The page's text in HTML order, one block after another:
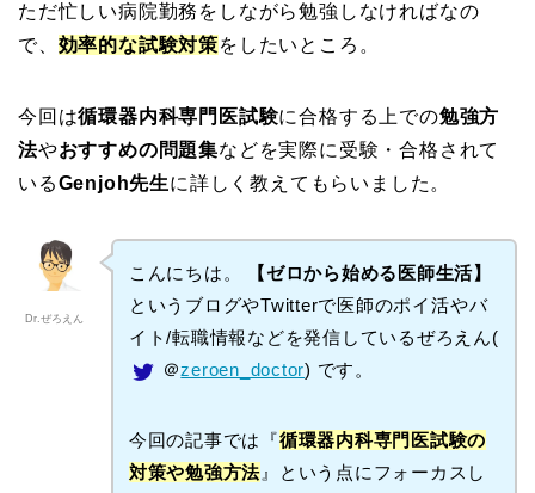
ただ忙しい病院勤務をしながら勉強しなければなの
で、 効率的な試験対策をしたいところ。
今回は循環器内科専門医試験に合格する上での勉強方
法やおすすめの問題集などを実際に受験・合格されて
いるGenjoh先生に詳しく教えてもらいました。
Dr.ぜろえん
こんにちは。
【ゼロから始める医師生活】
というブログやTwitterで医師のポイ活やバ
イト/転職情報などを発信しているぜろえん(
＠zeroen_doctor) です。
今回の記事では『循環器内科専門医試験の
対策や勉強方法 』という点にフォーカスし